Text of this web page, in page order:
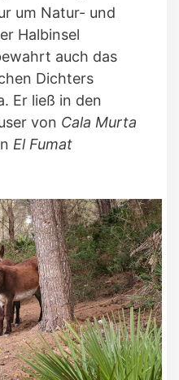
um Natur- und
Halbinsel
auch das
Dichters
Er ließ in den
von Cala Murta
El Fumat